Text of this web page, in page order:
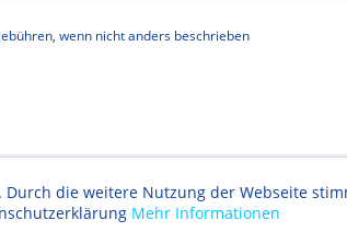
wenn nicht anders beschrieben
die weitere Nutzung der Webseite
Mehr Informationen